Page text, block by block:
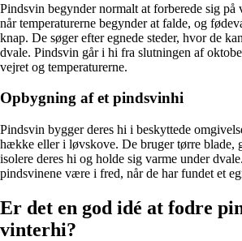
Pindsvin begynder normalt at forberede sig på
når temperaturerne begynder at falde, og
knap. De søger efter egnede steder, hvor de
dvale. Pindsvin går i hi fra slutningen af
vejret og temperaturerne.
Opbygning af et pindsvinhi
Pindsvin bygger deres hi i beskyttede
hække eller i løvskove. De bruger tørre blade,
isolere deres hi og holde sig varme under
pindsvinene være i fred, når de har fundet et
Er det en god idé at fodre
vinterhi?